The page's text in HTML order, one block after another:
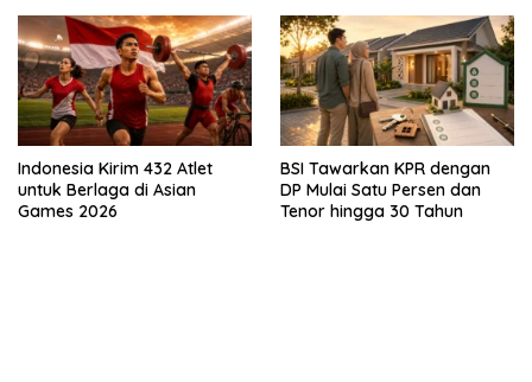
Indonesia Kirim 432 Atlet
untuk Berlaga di Asian
Games 2026
BSI Tawarkan KPR dengan
DP Mulai Satu Persen dan
Tenor hingga 30 Tahun